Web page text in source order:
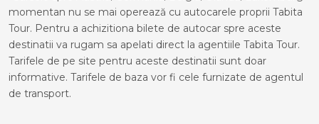
momentan nu se mai operează cu autocarele proprii Tabita
Tour. Pentru a achizitiona bilete de autocar spre aceste
destinatii va rugam sa apelati direct la agentiile Tabita Tour.
Tarifele de pe site pentru aceste destinatii sunt doar
informative. Tarifele de baza vor fi cele furnizate de agentul
de transport.